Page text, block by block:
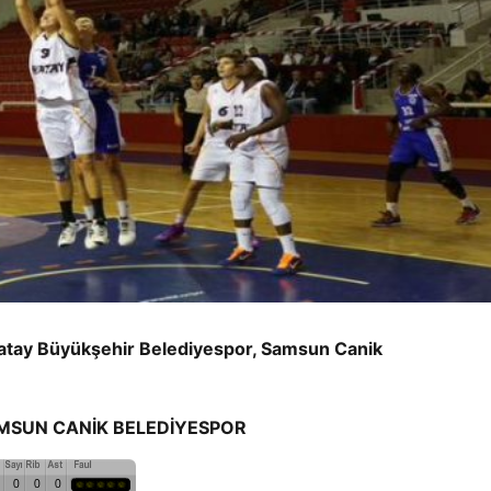
Büyükşehir Belediyespor, Samsun Canik
CANİK BELEDİYESPOR